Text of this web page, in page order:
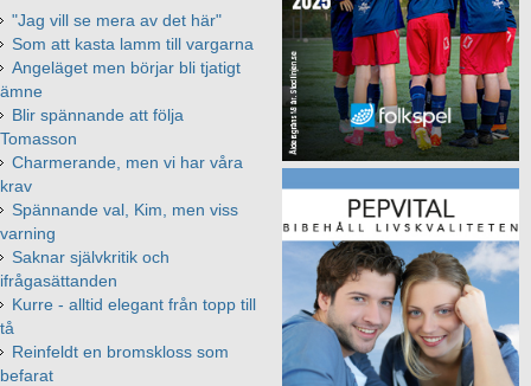
"Jag vill se mera av det här"
Som att kasta lamm till vargarna
Angeläget men börjar bli tjatigt
ämne
Blir spännande att följa
Tomasson
Charmerande, men vi har våra
krav
Spännande val, Kim, men viss
varning
Saknar självkritik och
ifrågasättanden
Kurre - alltid elegant från topp till
tå
Reinfeldt en bromskloss som
befarat